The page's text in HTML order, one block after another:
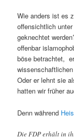
Wie anders ist es
offensichtlich
geknechtet
offenbar
böse betrachtet,
Oder er lehnt sie
hatten wir früher
Denn während
Die FDP erhält in